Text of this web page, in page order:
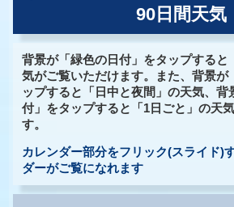
90日間天気
背景が「緑色の日付」をタップすると
気がご覧いただけます。また、背景が
ップすると「日中と夜間」の天気、背
付」をタップすると「1日ごと」の天
す。
カレンダー部分をフリック(スライド)
ダーがご覧になれます